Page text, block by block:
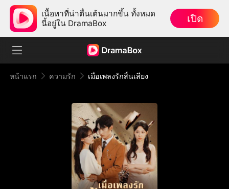
เนื้อหาที่น่าตื่นเต้นมากขึ้น ทั้งหมด
นี้อยู่ใน DramaBox
เปิด
หน้าแรก ความรัก เมื่อเพลงรักสิ้นเสียง